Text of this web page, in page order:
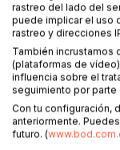
tolerancia, hasta
intolerantes
sobre ese gran
que bombea con
alma en ello. La
por la relación del
sería el suyo y el
La historia se
entre la calma y el
rastreo del lado del
puede implicar el uso
rastreo y direcciones
También
(plataformas de
influencia sobre el
seguimiento por
Con tu configuración,
anteriormente.
futuro. (